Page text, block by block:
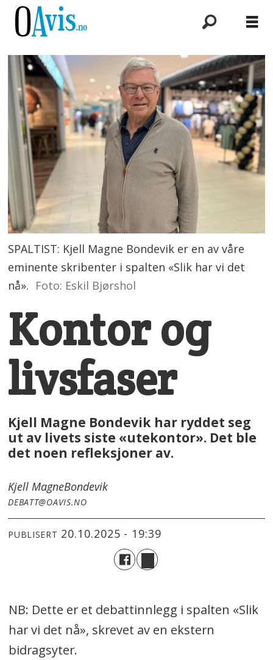
SPALTIST: Kjell Magne Bondevik er en av våre
eminente skribenter i spalten «Slik har vi det
nå». Foto: Eskil Bjørshol
Kontor og
livsfaser
Kjell Magne Bondevik har ryddet seg
ut av livets siste «utekontor». Det ble
det noen refleksjoner av.
Kjell MagneBondevik
DEBATT@OAVIS.NO
PUBLISERT 20.10.2025 - 19:39
NB: Dette er et debattinnlegg i spalten «Slik
har vi det nå», skrevet av en ekstern
bidragsyter.